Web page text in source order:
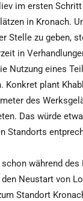
im ersten
in Kronach.
Stelle zu geben,
in
Nutzung eines
Konkret plant
des
Das würde
Standorts
schon während
Neustart von
Standort